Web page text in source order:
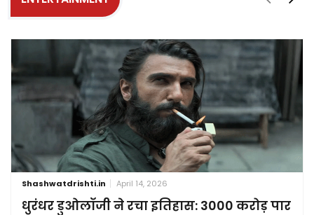
Shashwatdrishti.in April 14, 2026
धुरंधर डुओलॉजी ने रचा इतिहास: 3000 करोड़ पार